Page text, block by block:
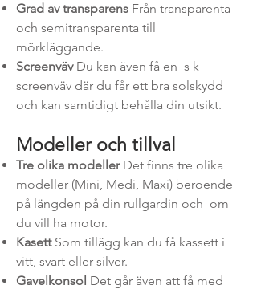
Grad av transparens Från transparenta
och semitransparenta till
mörkläggande.
Screenväv Du kan även få en s k
screenväv där du får ett bra solskydd
och kan samtidigt behålla din utsikt.
Modeller och tillval
Tre olika modellerDet finns tre olika
modeller (Mini, Medi, Maxi) beroende
på längden på din rullgardin och om
du vill ha motor.
KasettSom tillägg kan du få kassett i
vitt, svart eller silver.
Gavelkonsol Det går även att få med